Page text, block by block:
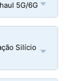
5G/6G
Silício